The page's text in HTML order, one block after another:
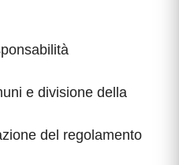
e divisione della
del regolamento